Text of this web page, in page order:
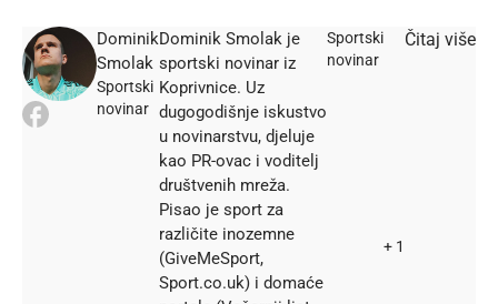
Dominik
Smolak
Sportski
novinar
Dominik Smolak je
sportski novinar iz
Koprivnice. Uz
dugogodišnje iskustvo
u novinarstvu, djeluje
kao PR-ovac i voditelj
društvenih mreža.
Pisao je sport za
različite inozemne
(GiveMeSport,
Sport.co.uk) i domaće
Sportski
novinar
+ 1
Čitaj više